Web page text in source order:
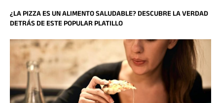
¿LA PIZZA ES UN ALIMENTO SALUDABLE? DESCUBRE LA VERDAD
DETRÁS DE ESTE POPULAR PLATILLO